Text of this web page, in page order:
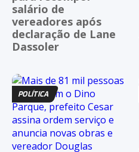
salário de
vereadores após
declaração de Lane
Dassoler
POLÍTICA